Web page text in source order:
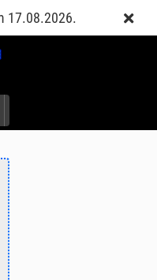
17.08.2026.